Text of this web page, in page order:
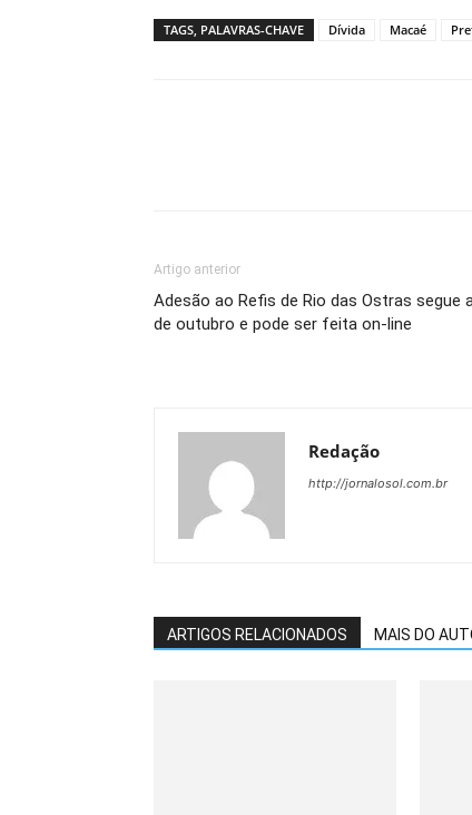
TAGS, PALAVRAS-CHAVE Dívida Macaé
Artigo anterior
Adesão ao Refis de Rio das Ostras segue
de outubro e pode ser feita on-line
Redação
http://jornalosol.com.br
ARTIGOS RELACIONADOS MAIS DO